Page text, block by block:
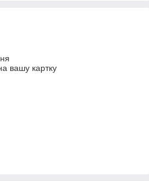
вашу картку